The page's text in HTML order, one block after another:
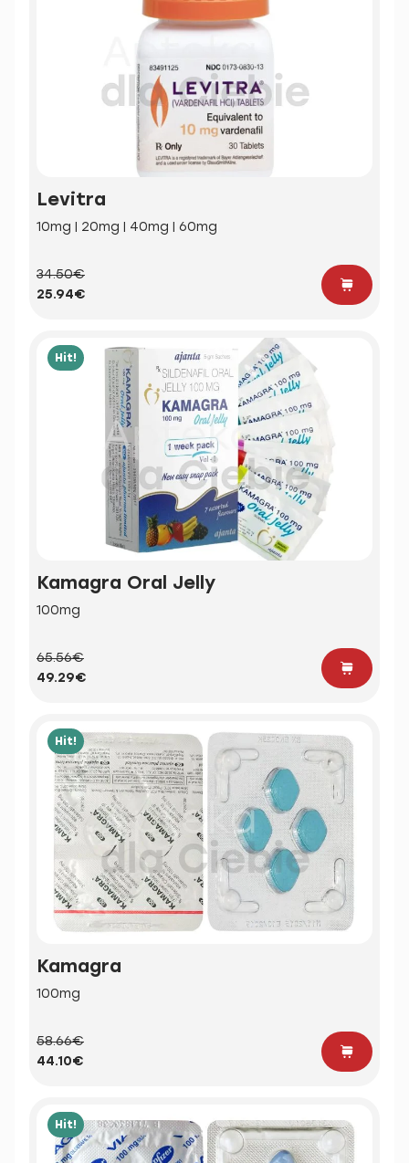
Levitra
10mg | 20mg | 40mg | 60mg
34.50€
25.94€
Hit!
Kamagra Oral Jelly
100mg
65.56€
49.29€
Hit!
Kamagra
100mg
58.66€
44.10€
Hit!